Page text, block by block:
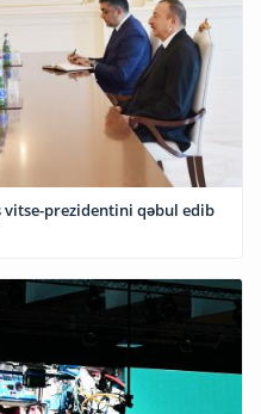
vitse-prezidentini qəbul edib